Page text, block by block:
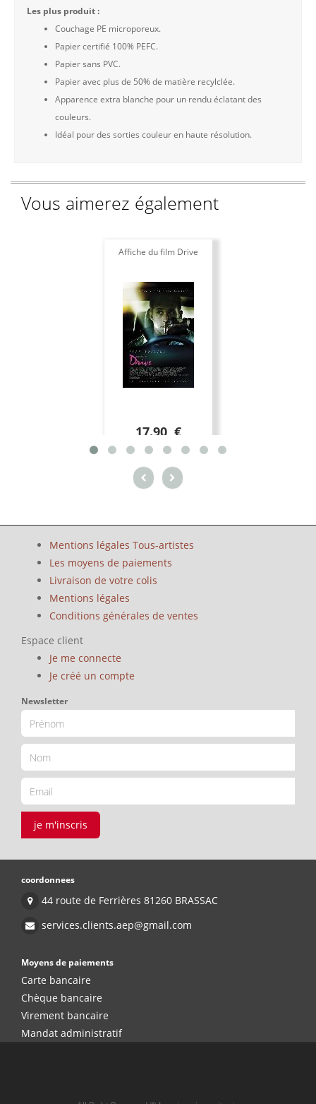
Les plus produit :
Couchage PE microporeux.
Papier certifié 100% PEFC.
Papier sans PVC.
Papier avec plus de 50% de matière recylclée.
Apparence extra blanche pour un rendu éclatant des
couleurs.
Idéal pour des sorties couleur en haute résolution.
Vous aimerez également
Affiche du film Drive
17.90 €
Mentions légales Tous-artistes
Les moyens de paiements
Livraison de votre colis
Mentions légales
Conditions générales de ventes
Espace client
Je me connecte
Je créé un compte
Newsletter
je m'inscris
coordonnees
44 route de Ferrières 81260 BRASSAC
services.clients.aep@gmail.com
Moyens de paiements
Carte bancaire
Chèque bancaire
Virement bancaire
Mandat administratif